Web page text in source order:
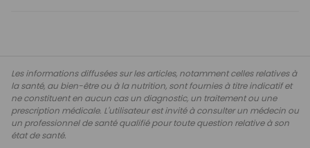
Les informations diffusées sur les articles, notamment celles relatives à
la santé, au bien-être ou à la nutrition, sont fournies à titre indicatif et
ne constituent en aucun cas un diagnostic, un traitement ou une
prescription médicale. L'utilisateur est invité à consulter un médecin ou
un professionnel de santé qualifié pour toute question relative à son
état de santé.